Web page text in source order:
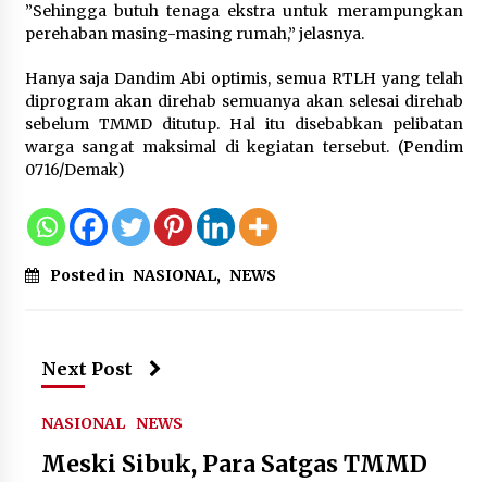
8 Agustus 2026
Festival Lembah Baliem Perkuat
Ekonomi Masyarakat Papua
Pegunungan
8 Agustus 2026
Bakteri Yogurt, Kenali Manfaatnya
8 Agustus 2026
Menjaga Kesuburan
”Sehingga butuh tenaga ekstra untuk merampungkan
perehaban masing-masing rumah,” jelasnya.
Hanya saja Dandim Abi optimis, semua RTLH yang telah
diprogram akan direhab semuanya akan selesai direhab
sebelum TMMD ditutup. Hal itu disebabkan pelibatan
warga sangat maksimal di kegiatan tersebut. (Pendim
0716/Demak)
Posted in NASIONAL, NEWS
Next Post
NASIONAL NEWS
Meski Sibuk, Para Satgas TMMD